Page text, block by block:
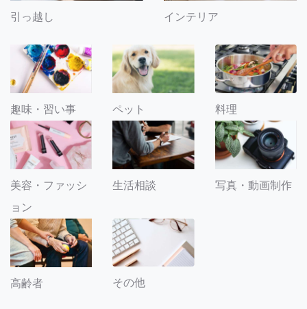
引っ越し インテリア
趣味・習い事 ペット 料理
美容・ファッシ
ョン
生活相談 写真・動画制作
高齢者 その他